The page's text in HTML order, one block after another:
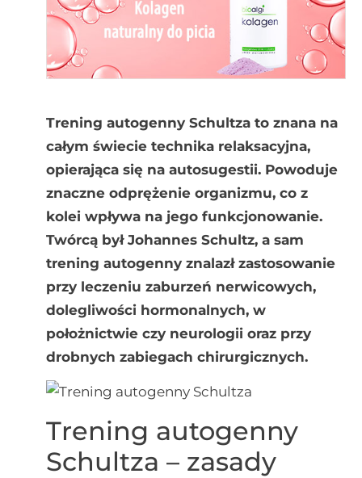
Trening autogenny Schultza to znana na
całym świecie technika relaksacyjna,
opierająca się na autosugestii. Powoduje
znaczne odprężenie organizmu, co z
kolei wpływa na jego funkcjonowanie.
Twórcą był Johannes Schultz, a sam
trening autogenny znalazł zastosowanie
przy leczeniu zaburzeń nerwicowych,
dolegliwości hormonalnych, w
położnictwie czy neurologii oraz przy
drobnych zabiegach chirurgicznych.
Trening autogenny
Schultza – zasady